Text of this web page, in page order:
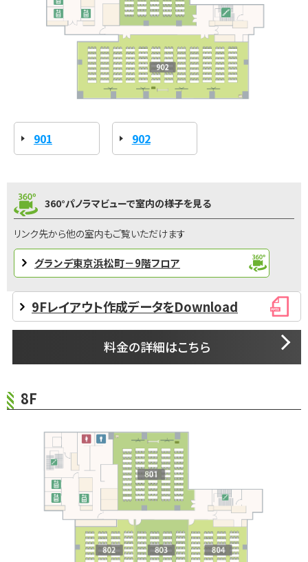
901 902
360°パノラマビューで室内の様子を見る
リンク先から他の室内もご覧いただけます
グランデ東京浜松町－9階フロア
9Fレイアウト作成データをDownload
料金の詳細はこちら
8F